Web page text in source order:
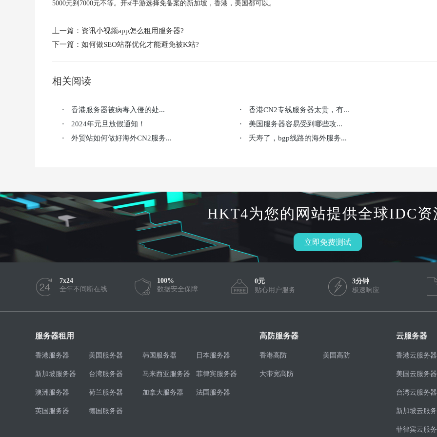
5000元到7000元不等。开sf手游选择免备案的新加坡，香港，美国都可以。
上一篇： 资讯小视频app怎么租用服务器?
下一篇： 如何做SEO站群优化才能避免被K站?
相关阅读
· 香港服务器被病毒入侵的处... · 香港CN2专线服务器太贵，有...
· 2024年元旦放假通知！ · 美国服务器容易受到哪些攻...
· 外贸站如何做好海外CN2服务... · 夭寿了，bgp线路的海外服务...
HKT4为您的网站提供全球IDC资
立即免费测试
7x24
全年不间断在线
100%
数据安全保障
0元
贴心用户服务
3分钟
极速响应
服务器租用
香港服务器 美国服务器 韩国服务器 日本服务器
新加坡服务器 台湾服务器 马来西亚服务器 菲律宾服务器
澳洲服务器 荷兰服务器 加拿大服务器 法国服务器
英国服务器 德国服务器
高防服务器
香港高防 美国高防
大带宽高防
云服务器
香港云服务器
美国云服务器
台湾云服务器
新加坡云服
菲律宾云服